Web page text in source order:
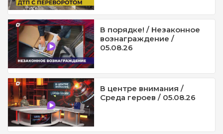
В порядке! / Незаконное
вознаграждение /
05.08.26
В центре внимания /
Среда героев / 05.08.26